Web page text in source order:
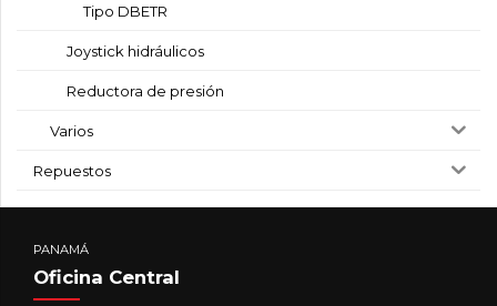
Tipo DBETR
Joystick hidráulicos
Reductora de presión
Varios
Repuestos
PANAMÁ
Oficina Central